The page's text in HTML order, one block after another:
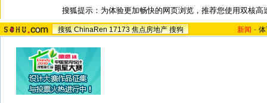
搜狐提示：为体验更加畅快的网页浏览，推荐您使用双核高
搜狐 ChinaRen 17173 焦点房地产 搜狗 新闻 -